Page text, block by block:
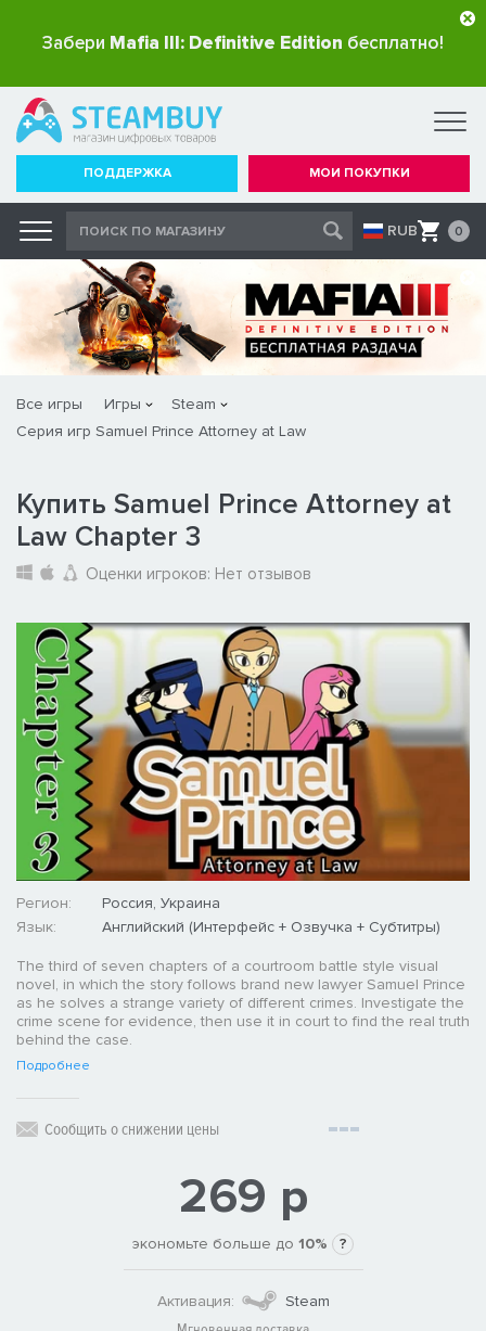
Забери Mafia III: Definitive Edition бесплатно!
ПОДДЕРЖКА МОИ ПОКУПКИ
RUB 0
Все игры Игры
Steam
Серия игр Samuel Prince Attorney at Law
Купить Samuel Prince Attorney at
Law Chapter 3
Оценки игроков: Нет отзывов
Регион:
Россия, Украина
Язык:
Английский (Интерфейс + Озвучка + Субтитры)
The third of seven chapters of a courtroom battle style visual
novel, in which the story follows brand new lawyer Samuel Prince
as he solves a strange variety of different crimes. Investigate the
crime scene for evidence, then use it in court to find the real truth
behind the case.
Подробнее
Сообщить о снижении цены
269 р
экономьте больше до 10% ?
Активация:
Steam